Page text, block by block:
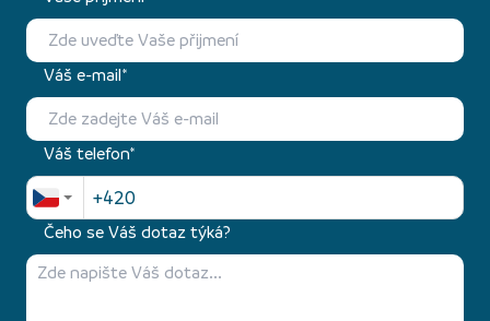
Váš e-mail*
Váš telefon*
Čeho se Váš dotaz týká?